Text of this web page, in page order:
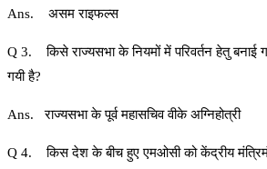
Ans. असम राइफल्स
Q 3. किसे राज्यसभा के नियमों में परिवर्तन हेतु बनाई
गयी है?
Ans. राज्यसभा के पूर्व महासचिव वीके अग्निहोत्री
Q 4. किस देश के बीच हुए एमओसी को केंद्रीय